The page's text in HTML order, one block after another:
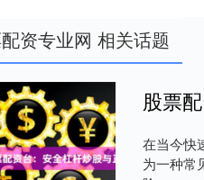
资专业网 相关话题
股票
在当今快
为一种常